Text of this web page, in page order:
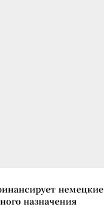
немецкие
назначения